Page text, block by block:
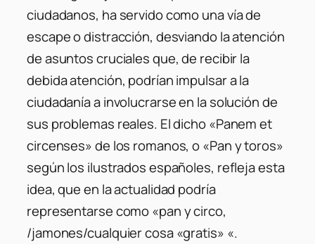
ciudadanos, ha servido como una vía de
escape o distracción, desviando la atención
de asuntos cruciales que, de recibir la
debida atención, podrían impulsar a la
ciudadanía a involucrarse en la solución de
sus problemas reales. El dicho «Panem et
circenses» de los romanos, o «Pan y toros»
según los ilustrados españoles, refleja esta
idea, que en la actualidad podría
representarse como «pan y circo,
/jamones/cualquier cosa «gratis» «.